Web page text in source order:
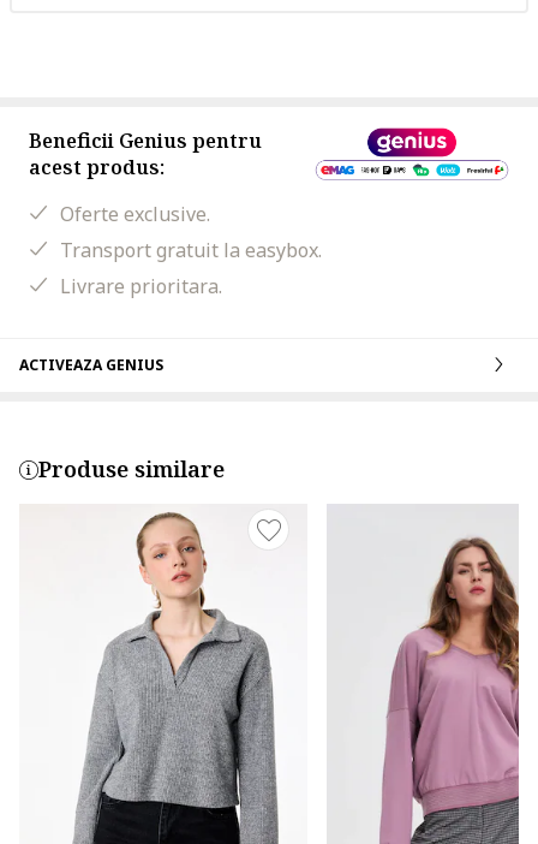
Beneficii Genius pentru
acest produs:
Oferte exclusive.
Transport gratuit la easybox.
Livrare prioritara.
ACTIVEAZA GENIUS
Produse similare